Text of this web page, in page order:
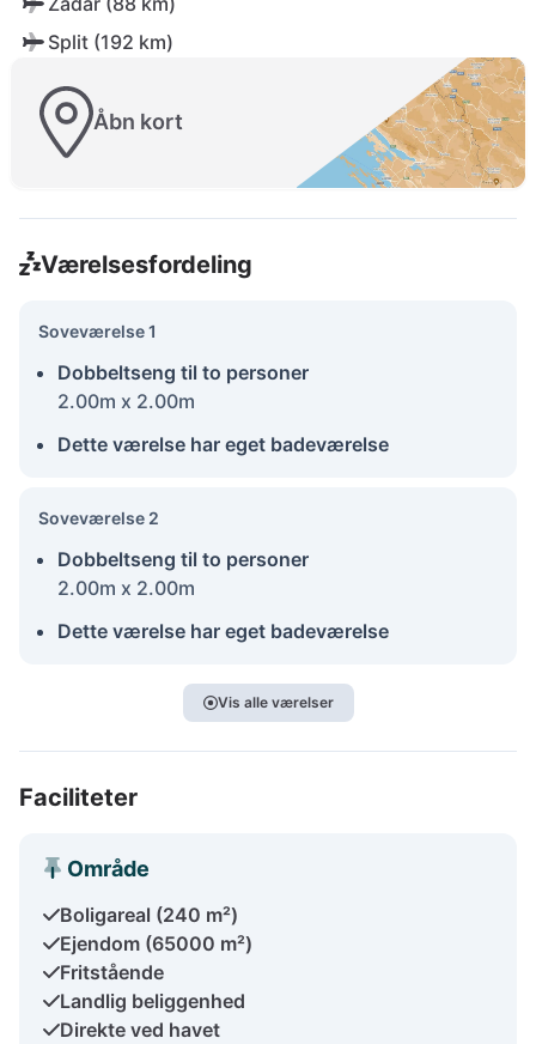
Split (192 km)
Åbn kort
Værelsesfordeling
Soveværelse 1
Dobbeltseng til to personer
2.00m x 2.00m
Dette værelse har eget badeværelse
Soveværelse 2
Dobbeltseng til to personer
2.00m x 2.00m
Dette værelse har eget badeværelse
Vis alle værelser
Faciliteter
Område
Boligareal (240 m²)
Ejendom (65000 m²)
Fritstående
Landlig beliggenhed
Direkte ved havet